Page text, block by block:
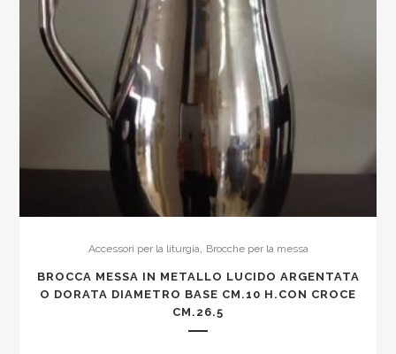
Accessori per la liturgia Brocche per la messa
BROCCA MESSA IN METALLO LUCIDO ARGENTATA
O DORATA DIAMETRO BASE CM.10 H.CON CROCE
CM.26.5